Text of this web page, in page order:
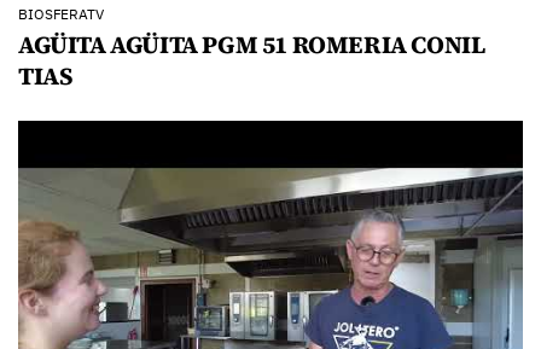
BIOSFERATV
AGÜITA AGÜITA PGM 51 ROMERIA CONIL
TIAS